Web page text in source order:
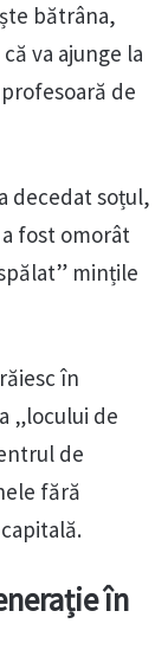
bătrâna,
va ajunge la
de
decedat soțul,
fost omorât
mințile
în
„locului de
de
fără
în